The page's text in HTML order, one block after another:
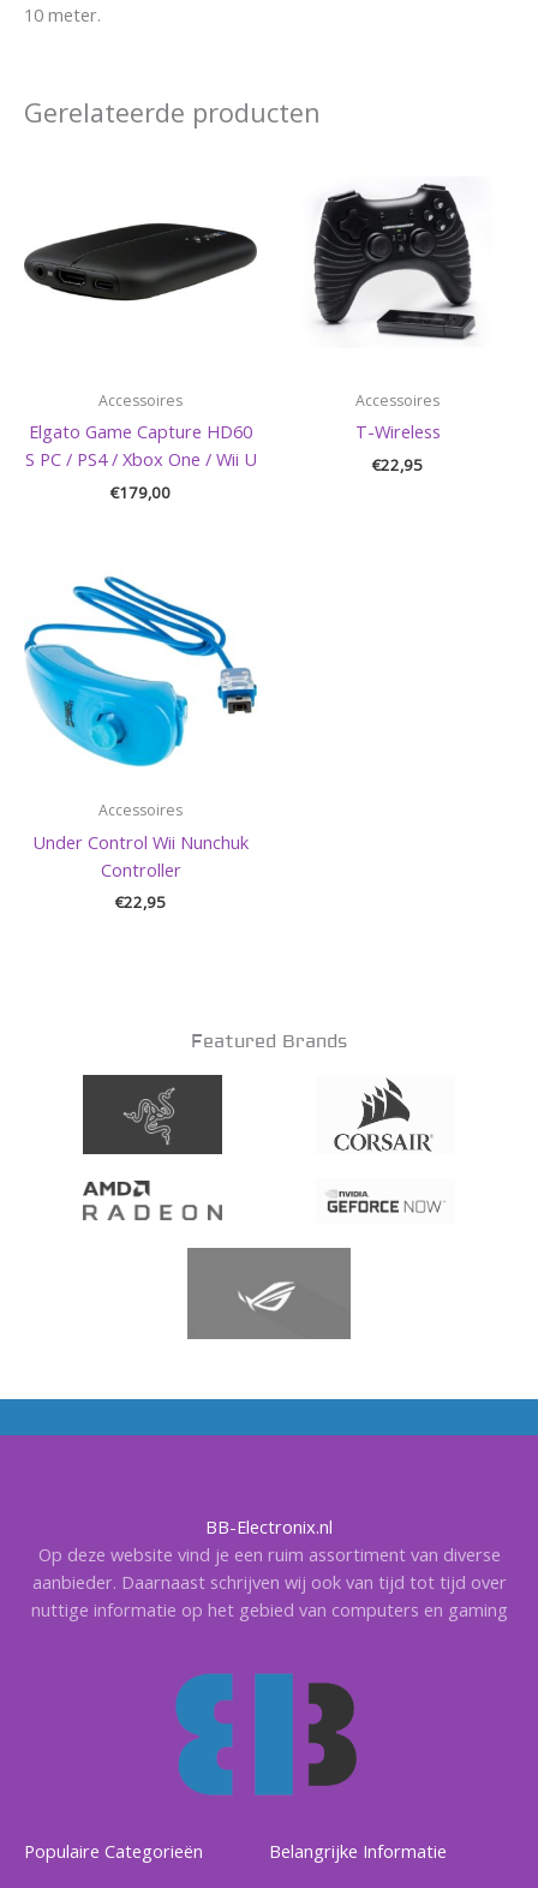
10 meter.
Gerelateerde producten
Accessoires
Elgato Game Capture HD60
S PC / PS4 / Xbox One / Wii U
€179,00
Accessoires
T-Wireless
€22,95
Accessoires
Under Control Wii Nunchuk
Controller
€22,95
Featured Brands
BB-Electronix.nl
Op deze website vind je een ruim assortiment van diverse
aanbieder. Daarnaast schrijven wij ook van tijd tot tijd over
nuttige informatie op het gebied van computers en gaming
Populaire Categorieën
Belangrijke Informatie